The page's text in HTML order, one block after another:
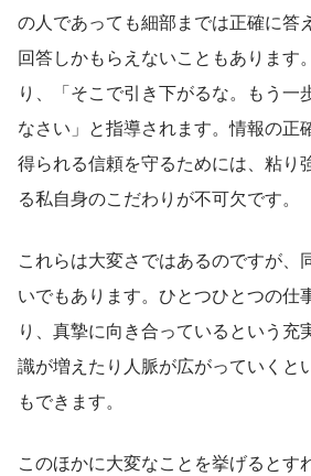
の人であっても細部までは正確に答
回答しかもらえないこともあります
り、「そこで引き下がるな。もう一
なさい」と指導されます。情報の正
得られる信頼を守るためには、粘り
る私自身のこだわりが不可欠です。
これらは大変さではあるのですが、
いでもあります。ひとつひとつの仕
り、真摯に向き合っているという充
識が増えたり人脈が広がっていくと
もできます。
このほかに大変なことを挙げるとす